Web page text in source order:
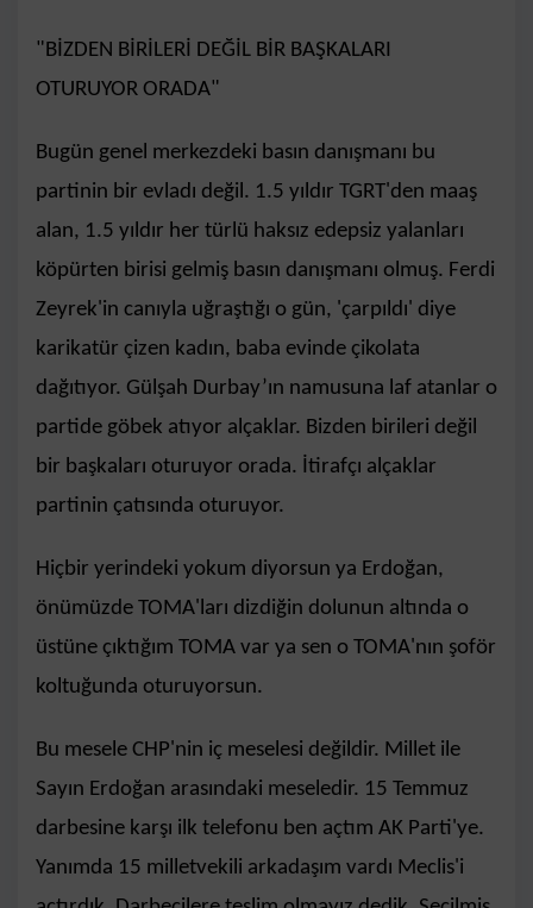
"BİZDEN BİRİLERİ DEĞİL BİR BAŞKALARI
OTURUYOR ORADA"
Bugün genel merkezdeki basın danışmanı bu
partinin bir evladı değil. 1.5 yıldır TGRT'den maaş
alan, 1.5 yıldır her türlü haksız edepsiz yalanları
köpürten birisi gelmiş basın danışmanı olmuş. Ferdi
Zeyrek'in canıyla uğraştığı o gün, 'çarpıldı' diye
karikatür çizen kadın, baba evinde çikolata
dağıtıyor. Gülşah Durbay’ın namusuna laf atanlar o
partide göbek atıyor alçaklar. Bizden birileri değil
bir başkaları oturuyor orada. İtirafçı alçaklar
partinin çatısında oturuyor.
Hiçbir yerindeki yokum diyorsun ya Erdoğan,
önümüzde TOMA'ları dizdiğin dolunun altında o
üstüne çıktığım TOMA var ya sen o TOMA'nın şoför
koltuğunda oturuyorsun.
Bu mesele CHP'nin iç meselesi değildir. Millet ile
Sayın Erdoğan arasındaki meseledir. 15 Temmuz
darbesine karşı ilk telefonu ben açtım AK Parti'ye.
Yanımda 15 milletvekili arkadaşım vardı Meclis'i